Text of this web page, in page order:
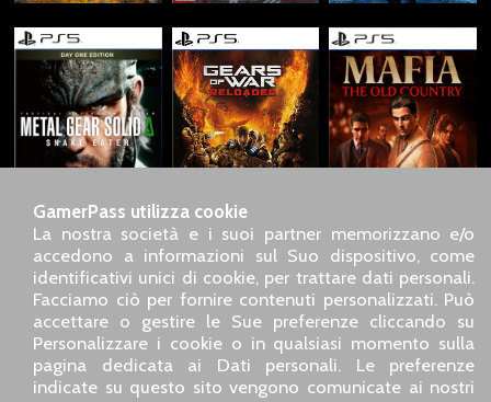
GamerPass utilizza cookie
La nostra società e i suoi partner memorizzano e/o
accedono a informazioni sul Suo dispositivo, come
identificativi unici di cookie, per trattare dati personali.
Facciamo ciò per fornire contenuti personalizzati. Può
accettare o gestire le Sue preferenze cliccando su
Personalizzare i cookie o in qualsiasi momento sulla
pagina dedicata ai Dati personali. Le preferenze
indicate su questo sito vengono comunicate ai nostri
SARL GDN GamerPass, Servizio clienti telefonico : +33 1 85
09 18 80
Il nostro indirizzo : 5 chemin de Daru 26100 Romans sur
Isère (France)
Il nostro indirizzo e-mail :pro@gamerpass.it